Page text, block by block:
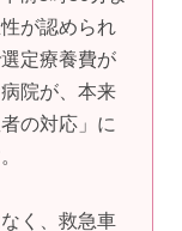
が認められ
定療養費が
院が、本来
の対応」に
く、救急車